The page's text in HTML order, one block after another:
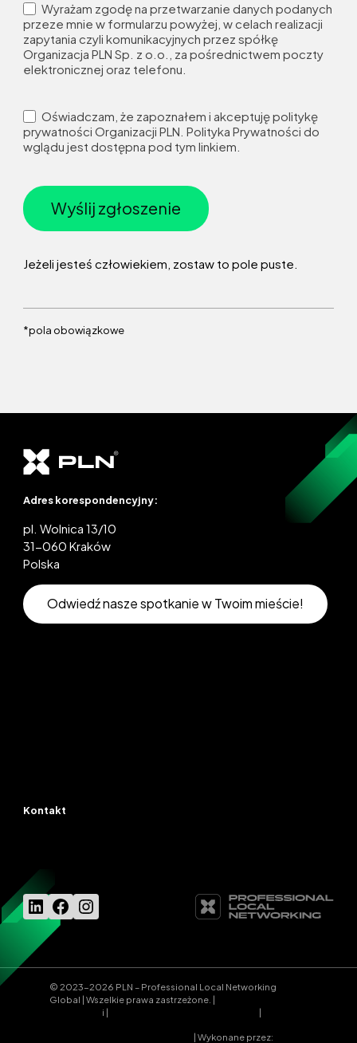
Wyrażam zgodę na przetwarzanie danych podanych
przeze mnie w formularzu powyżej, w celach realizacji
zapytania czyli komunikacyjnych przez spółkę
Organizacja PLN Sp. z o.o., za pośrednictwem poczty
elektronicznej oraz telefonu.
Oświadczam, że zapoznałem i akceptuję politykę
prywatności Organizacji PLN. Polityka Prywatności do
wglądu jest dostępna pod tym linkiem.
Wyślij zgłoszenie
Jeżeli jesteś człowiekiem, zostaw to pole puste.
*pola obowiązkowe
Adres korespondencyjny:
pl. Wolnica 13/10
31-060 Kraków
Polska
Odwiedź nasze spotkanie w Twoim mieście!
Kontakt
LinkedIn
Facebook
Instagram
© 2023-2026 PLN – Professional Local Networking
Global | Wszelkie prawa zastrzeżone. |
i | |
| Wykonane przez: